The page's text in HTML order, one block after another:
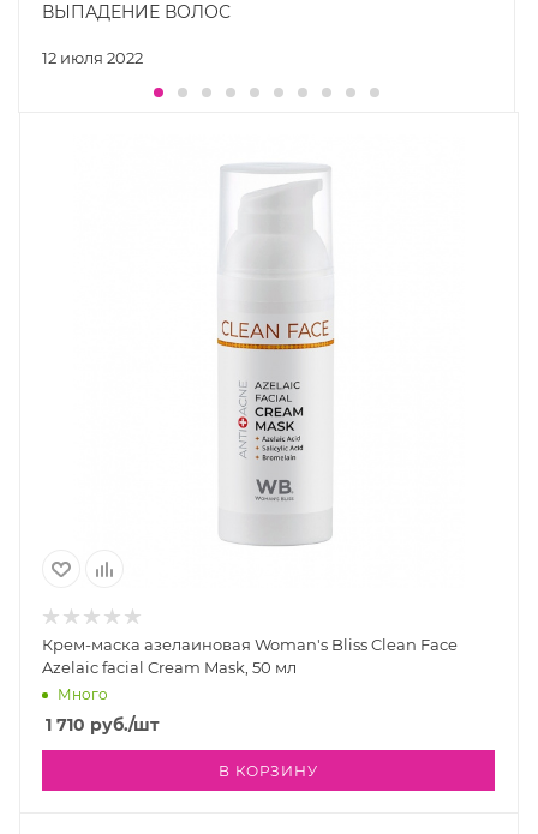
12 июля 2022
ВЫПАДЕНИЕ ВОЛОС
Крем-маска азелаиновая Woman's Bliss Clean Face
Azelaic facial Cream Mask, 50 мл
Много
1 710 руб./шт
В КОРЗИНУ